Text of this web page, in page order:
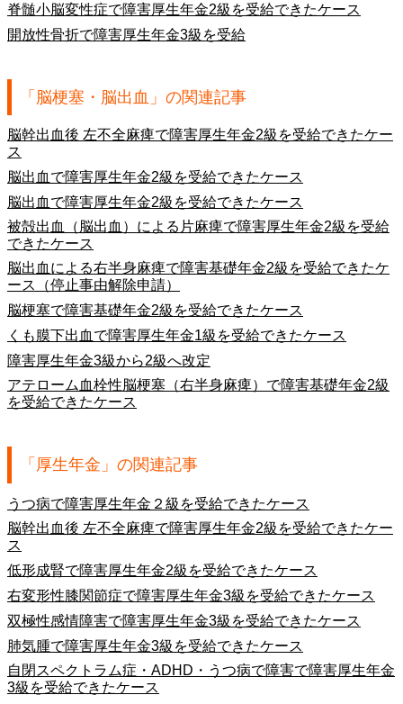
脊髄小脳変性症で障害厚生年金2級を受給できたケース
開放性骨折で障害厚生年金3級を受給
「脳梗塞・脳出血」の関連記事
脳幹出血後 左不全麻痺で障害厚生年金2級を受給できたケー
ス
脳出血で障害厚生年金2級を受給できたケース
脳出血で障害厚生年金2級を受給できたケース
被殻出血（脳出血）による片麻痺で障害厚生年金2級を受給
できたケース
脳出血による右半身麻痺で障害基礎年金2級を受給できたケ
ース（停止事由解除申請）
脳梗塞で障害基礎年金2級を受給できたケース
くも膜下出血で障害厚生年金1級を受給できたケース
障害厚生年金3級から2級へ改定
アテローム血栓性脳梗塞（右半身麻痺）で障害基礎年金2級
を受給できたケース
「厚生年金」の関連記事
うつ病で障害厚生年金２級を受給できたケース
脳幹出血後 左不全麻痺で障害厚生年金2級を受給できたケー
ス
低形成腎で障害厚生年金2級を受給できたケース
右変形性膝関節症で障害厚生年金3級を受給できたケース
双極性感情障害で障害厚生年金3級を受給できたケース
肺気腫で障害厚生年金3級を受給できたケース
自閉スペクトラム症・ADHD・うつ病で障害で障害厚生年金
3級を受給できたケース